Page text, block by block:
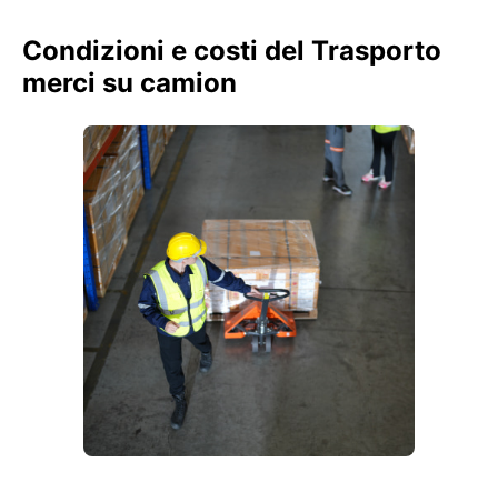
Condizioni e costi del Trasporto
merci su camion